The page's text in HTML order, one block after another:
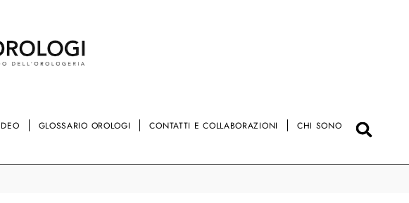
GLOSSARIO OROLOGI CONTATTI E COLLABORAZIONI CHI SONO